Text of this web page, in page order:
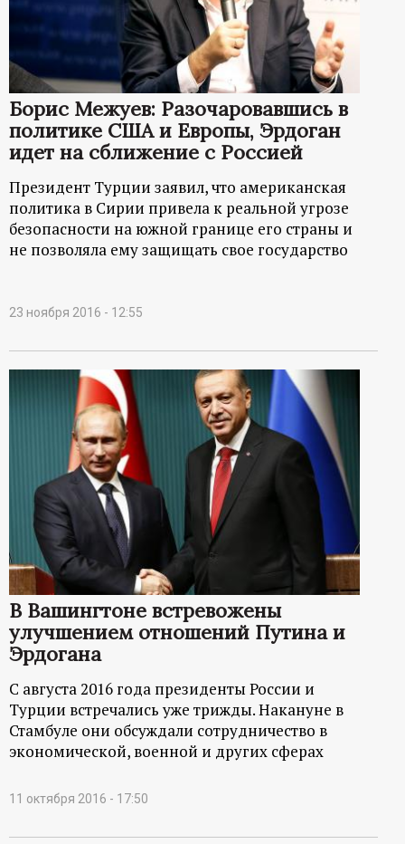
Борис Межуев: Разочаровавшись в
политике США и Европы, Эрдоган
идет на сближение с Россией
Президент Турции заявил, что американская
политика в Сирии привела к реальной угрозе
безопасности на южной границе его страны и
не позволяла ему защищать свое государство
23 ноября 2016 - 12:55
В Вашингтоне встревожены
улучшением отношений Путина и
Эрдогана
С августа 2016 года президенты России и
Турции встречались уже трижды. Накануне в
Стамбуле они обсуждали сотрудничество в
экономической, военной и других сферах
11 октября 2016 - 17:50